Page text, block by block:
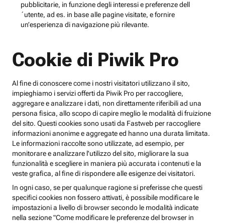
pubblicitarie, in funzione degli interessi e preferenze dell
´utente, ad es. in base alle pagine visitate, e fornire
un’esperienza di navigazione più rilevante.
Cookie di Piwik Pro
Al fine di conoscere come i nostri visitatori utilizzano il sito,
impieghiamo i servizi offerti da Piwik Pro per raccogliere,
aggregare e analizzare i dati, non direttamente riferibili ad una
persona fisica, allo scopo di capire meglio le modalità di fruizione
del sito. Questi cookies sono usati da Fastweb per raccogliere
informazioni anonime e aggregate ed hanno una durata limitata.
Le informazioni raccolte sono utilizzate, ad esempio, per
monitorare e analizzare l'utilizzo del sito, migliorare la sua
funzionalità e scegliere in maniera più accurata i contenuti e la
veste grafica, al fine di rispondere alle esigenze dei visitatori.
In ogni caso, se per qualunque ragione si preferisse che questi
specifici cookies non fossero attivati, è possibile modificare le
impostazioni a livello di browser secondo le modalità indicate
nella sezione "Come modificare le preferenze del browser in